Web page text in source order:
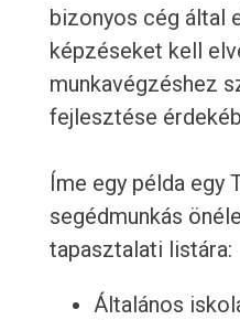
bizonyos cég által
képzéseket kell
munkavégzéshez
fejlesztése
Íme egy példa egy
segédmunkás
tapasztalati listára:
Általános